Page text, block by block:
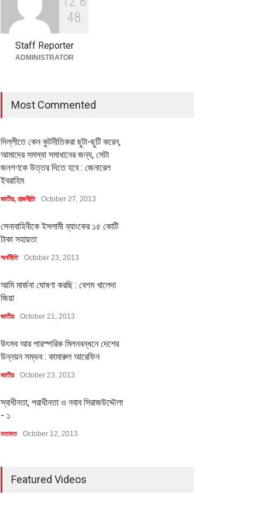
পোশাক শিল্পে নতুন উদ্যোগ
48
Staff Reporter
ADMINISTRATOR
Most Commented
দিল্লীতে কেন কুটনীতিকরা ছুটা-ছুটি করেন,
আমাদের সমস্যা সমাধানের জন্য, সেটা
জনগণকে উত্তর দিতে হবে : জেনারেল
ইবরাহিম
জাতীয়, রাজনীতি October 27, 2013
সেনাবাহিনীকে ইসলামী ব্যাংকের ১৫ কোটি
টাকা সহায়তা
অর্থনীতি October 23, 2013
আমি মার্জনা ঘোষণা করছি : বেগম খালেদা
জিয়া
জাতীয় October 21, 2013
উৎসব আর পারস্পরিক মিলনবন্ধনে দেশের
উন্নয়ন সম্ভব : কামারুল আরেফিন
জাতীয় October 23, 2013
স্বাধীনতা, পরাধীনতা ও নবাব সিরাজউদ্দৌলা
- ১
মতামত October 12, 2013
Featured Videos